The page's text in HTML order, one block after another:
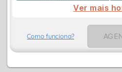
Ver mais
Como funciona?